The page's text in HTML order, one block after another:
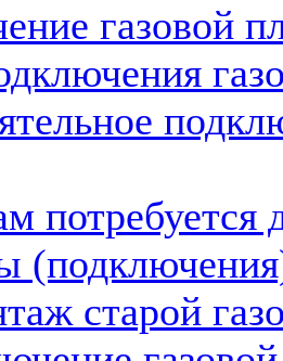
газовой
потребуется
старой